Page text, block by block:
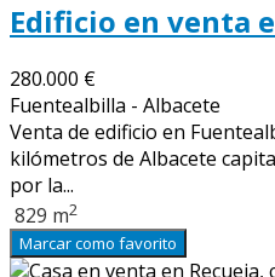
Edificio en venta
280.000 €
Fuentealbilla - Albacete
Venta de edificio en
kilómetros de Albacete
por la...
829 m2
Marcar como favorito